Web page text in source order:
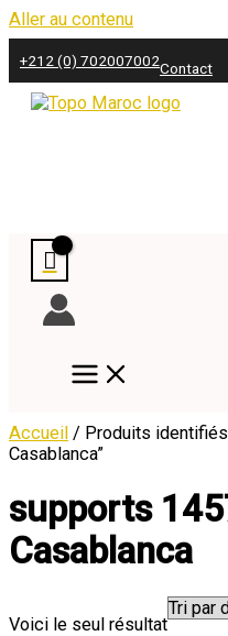
Aller au contenu
+212 (0) 702007002Contact
Accueil / Produits
Casablanca”
supports
Casablanca
Voici le seul résultat